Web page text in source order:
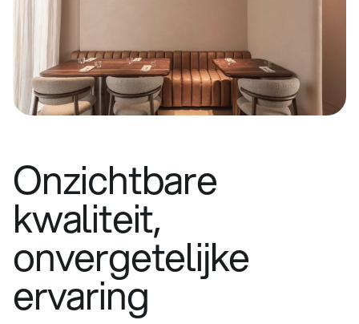
Onzichtbare
kwaliteit,
onvergetelijke
ervaring